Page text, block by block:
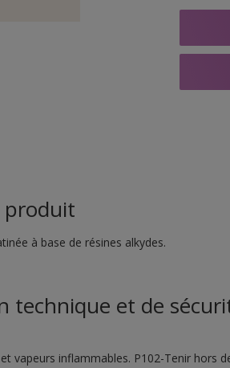
produit
à base de résines alkydes.
technique et de
vapeurs inflammables. P102-Tenir hors